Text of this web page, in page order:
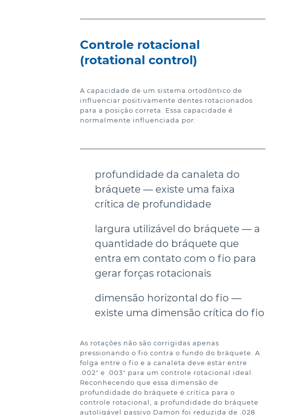
Controle rotacional
(rotational control)
A capacidade de um sistema ortodôntico de
influenciar positivamente dentes rotacionados
para a posição correta. Essa capacidade é
normalmente influenciada por:
profundidade da canaleta do
bráquete — existe uma faixa
crítica de profundidade
largura utilizável do bráquete — a
quantidade do bráquete que
entra em contato com o fio para
gerar forças rotacionais
dimensão horizontal do fio —
existe uma dimensão crítica do fio
As rotações não são corrigidas apenas
pressionando o fio contra o fundo do bráquete. A
folga entre o fio e a canaleta deve estar entre
.002" e .003" para um controle rotacional ideal.
Reconhecendo que essa dimensão de
profundidade do bráquete é crítica para o
controle rotacional, a profundidade do bráquete
autoligável passivo Damon foi reduzida de .028